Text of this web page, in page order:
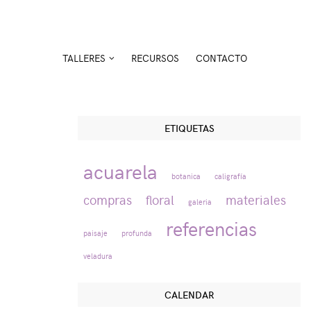
TALLERES RECURSOS CONTACTO
ETIQUETAS
acuarela botanica caligrafía
compras floral galeria materiales
paisaje profunda referencias
veladura
CALENDAR